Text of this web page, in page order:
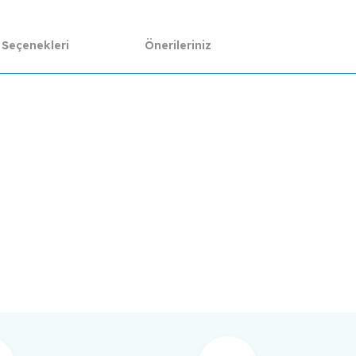
Önerileriniz